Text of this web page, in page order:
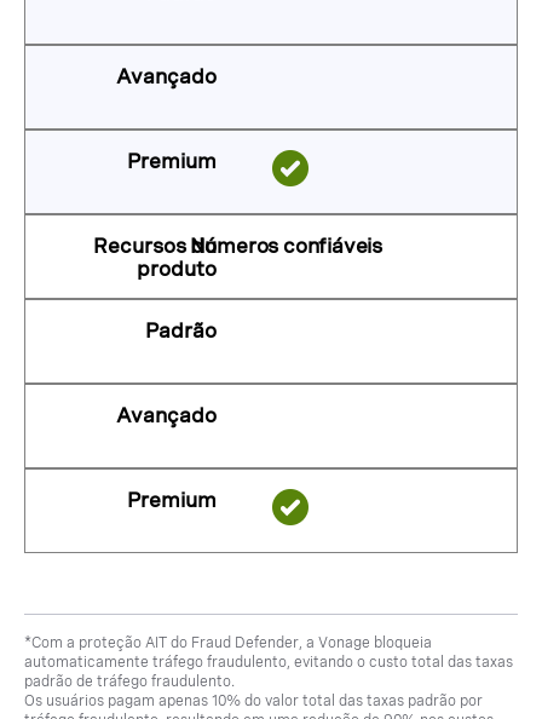
Números confiáveis
*Com a proteção AIT do Fraud Defender, a Vonage bloqueia
automaticamente tráfego fraudulento, evitando o custo total das taxas
padrão de tráfego fraudulento.
Os usuários pagam apenas 10% do valor total das taxas padrão por